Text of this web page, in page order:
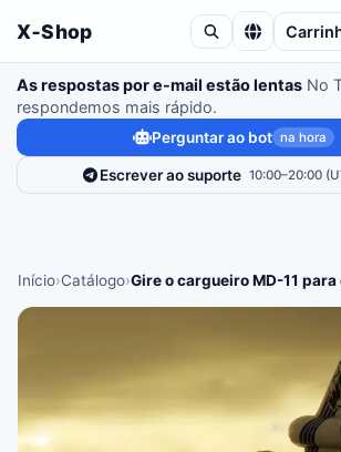
X‑Shop
As respostas por e-mail estão lentas No
respondemos mais rápido.
Perguntar ao bot na hora
Escrever ao suporte 10:00–20:00
Início›Catálogo›Gire o cargueiro MD-11 para